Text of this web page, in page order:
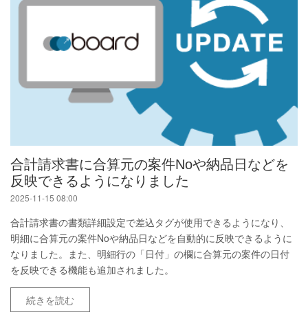
合計請求書に合算元の案件Noや納品日などを
反映できるようになりました
2025-11-15 08:00
合計請求書の書類詳細設定で差込タグが使用できるようになり、
明細に合算元の案件Noや納品日などを自動的に反映できるように
なりました。また、明細行の「日付」の欄に合算元の案件の日付
を反映できる機能も追加されました。
続きを読む